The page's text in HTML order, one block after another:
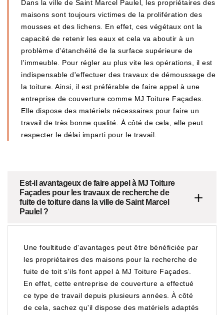
Dans la ville de Saint Marcel Paulel, les propriétaires des
maisons sont toujours victimes de la prolifération des
mousses et des lichens. En effet, ces végétaux ont la
capacité de retenir les eaux et cela va aboutir à un
problème d'étanchéité de la surface supérieure de
l'immeuble. Pour régler au plus vite les opérations, il est
indispensable d'effectuer des travaux de démoussage de
la toiture. Ainsi, il est préférable de faire appel à une
entreprise de couverture comme MJ Toiture Façades.
Elle dispose des matériels nécessaires pour faire un
travail de très bonne qualité. À côté de cela, elle peut
respecter le délai imparti pour le travail.
Est-il avantageux de faire appel à MJ Toiture
Façades pour les travaux de recherche de
fuite de toiture dans la ville de Saint Marcel
Paulel ?
Une foultitude d'avantages peut être bénéficiée par
les propriétaires des maisons pour la recherche de
fuite de toit s'ils font appel à MJ Toiture Façades.
En effet, cette entreprise de couverture a effectué
ce type de travail depuis plusieurs années. À côté
de cela, sachez qu'il dispose des matériels adaptés